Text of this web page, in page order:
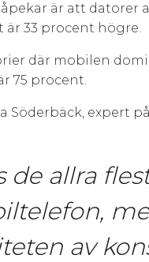
är att datorer
är 33 procent högre.
där mobilen
75 procent.
Söderbäck, expert
de allra
av